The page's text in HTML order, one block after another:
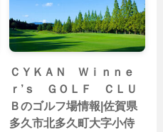
ＣＹＫＡＮ Ｗｉｎｎｅ
ｒ’ｓ ＧＯＬＦ ＣＬＵ
Ｂのゴルフ場情報|佐賀県
多久市北多久町大字小侍